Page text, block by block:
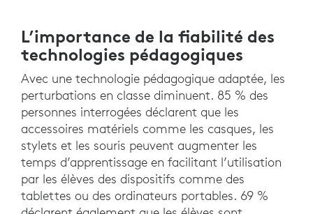
L’importance de la fiabilité des
technologies pédagogiques
Avec une technologie pédagogique adaptée, les
perturbations en classe diminuent. 85 % des
personnes interrogées déclarent que les
accessoires matériels comme les casques, les
stylets et les souris peuvent augmenter les
temps d’apprentissage en facilitant l’utilisation
par les élèves des dispositifs comme des
tablettes ou des ordinateurs portables. 69 %